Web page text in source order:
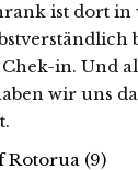
ist dort in
in. Und
wir uns